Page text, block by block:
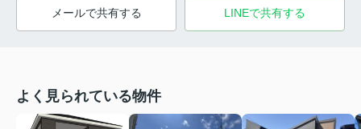
メールで共有する LINEで共有する
よく見られている物件